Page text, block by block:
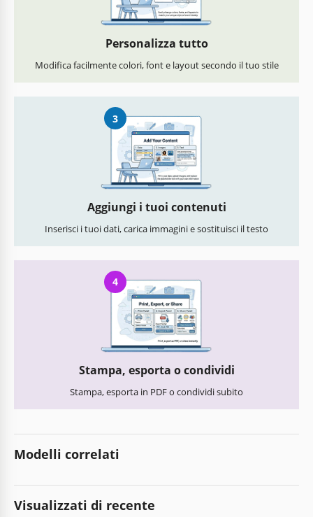
Personalizza tutto
Modifica facilmente colori, font e layout secondo il tuo stile
3
Aggiungi i tuoi contenuti
Inserisci i tuoi dati, carica immagini e sostituisci il testo
4
Stampa, esporta o condividi
Stampa, esporta in PDF o condividi subito
Modelli correlati
Visualizzati di recente